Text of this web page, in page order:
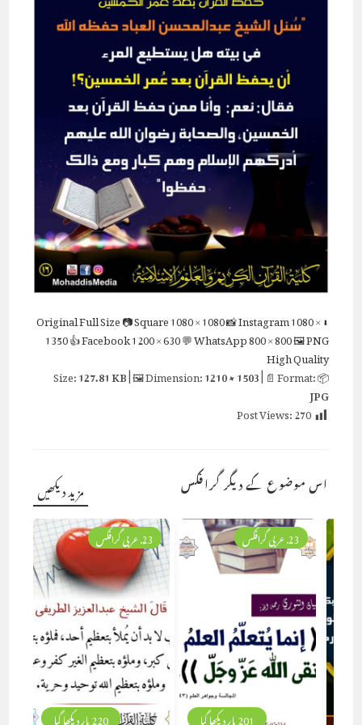
⬇ Original
Full Size📷 Square1080 × 1080📸 Instagram1080 ×
1350👍 Facebook1200 × 630💬 WhatsApp800 × 800🖼 PNG
High Quality
📦 Size:
127.81 KB| 🖼 Dimension:1210 × 1503| 📄 Format:
JPG
Post Views:270
اس موضوع کے دیگر گرافکس مزید دیکھیں
201 بار دیکھا گیا
23. عربی گرافکس
220 بار دیکھا گیا
23. عربی گرافکس